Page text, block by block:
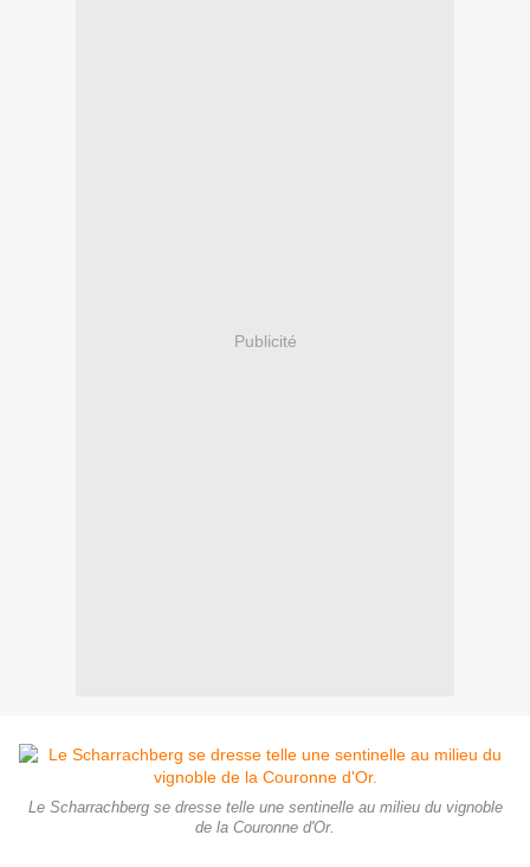
Publicité
Le Scharrachberg se dresse telle une sentinelle au milieu du vignoble
de la Couronne d'Or.